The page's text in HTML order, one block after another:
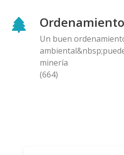
Un buen
minería
(664)